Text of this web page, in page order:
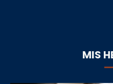
MIS